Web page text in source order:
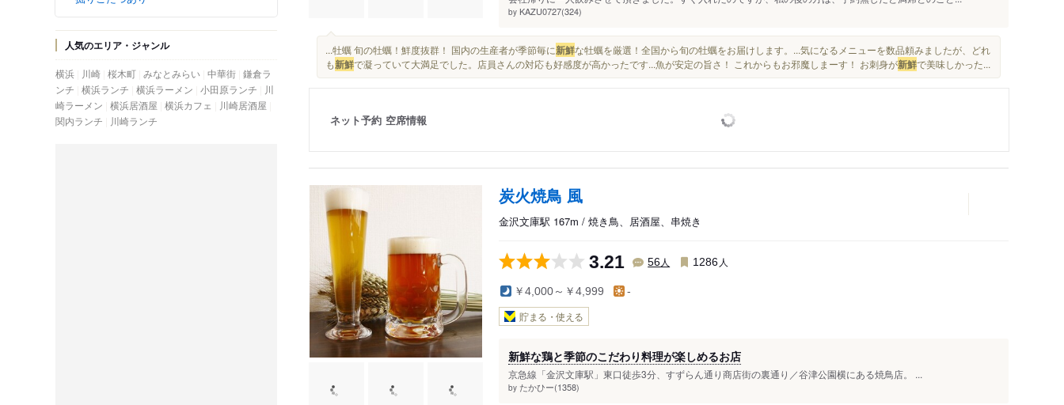
人気のエリア・ジャンル
横浜 川崎 桜木町 みなとみらい 中華街 鎌倉ラ
ンチ 横浜ランチ 横浜ラーメン 小田原ランチ
川
崎ラーメン 横浜居酒屋 横浜カフェ
川崎居酒屋
関内ランチ
川崎ランチ
by KAZU0727(324)
...牡蠣 旬の牡蠣！鮮度抜群！ 国内の生産者が季節毎に新鮮な牡蠣を厳選！全国から旬の牡蠣をお届けします。...気になるメニューを数品頼みましたが、どれ
も新鮮で凝っていて大満足でした。店員さんの対応も好感度が高かったです...魚が安定の旨さ！ これからもお邪魔しまーす！ お刺身が新鮮で美味しかった...
ネット予約 空席情報
炭火焼鳥 風
金沢文庫駅 167m / 焼き鳥、居酒屋、串焼き
3.21 56人 1286 人
￥4,000～￥4,999 -
貯まる・使える
新鮮な鶏と季節のこだわり料理が楽しめるお店
京急線「金沢文庫駅」東口徒歩3分、すずらん通り商店街の裏通り／谷津公園横にある焼鳥店。 ...
by たかひー(1358)